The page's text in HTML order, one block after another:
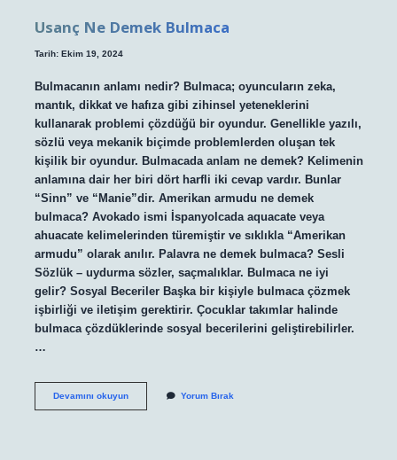
Usanç Ne Demek Bulmaca
Tarih: Ekim 19, 2024
Bulmacanın anlamı nedir? Bulmaca; oyuncuların zeka,
mantık, dikkat ve hafıza gibi zihinsel yeteneklerini
kullanarak problemi çözdüğü bir oyundur. Genellikle yazılı,
sözlü veya mekanik biçimde problemlerden oluşan tek
kişilik bir oyundur. Bulmacada anlam ne demek? Kelimenin
anlamına dair her biri dört harfli iki cevap vardır. Bunlar
“Sinn” ve “Manie”dir. Amerikan armudu ne demek
bulmaca? Avokado ismi İspanyolcada aquacate veya
ahuacate kelimelerinden türemiştir ve sıklıkla “Amerikan
armudu” olarak anılır. Palavra ne demek bulmaca? Sesli
Sözlük – uydurma sözler, saçmalıklar. Bulmaca ne iyi
gelir? Sosyal Beceriler Başka bir kişiyle bulmaca çözmek
işbirliği ve iletişim gerektirir. Çocuklar takımlar halinde
bulmaca çözdüklerinde sosyal becerilerini geliştirebilirler.
…
Devamını okuyunUsanç
Yorum Bırak